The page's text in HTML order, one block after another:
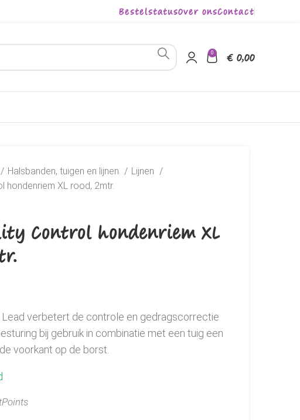
BestelstatusOver onsContact
0 € 0,00
Halsbanden, tuigen en lijnen
Lijnen
hondenriem XL rood, 2mtr.
Control hondenriem XL
Lead verbetert de controle en gedragscorrectie
bij gebruik in combinatie met een tuig een
voorkant op de borst.